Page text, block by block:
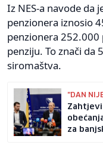
Iz NES-a navode da
penzionera iznosio
penzionera
penziju. To znači da
siromaštva.
"DAN
za